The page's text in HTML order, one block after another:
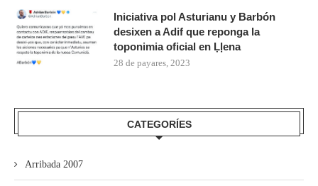
Iniciativa pol Asturianu y Barbón
desixen a Adif que reponga la
toponimia oficial en Ḷḷena
28 de payares, 2023
CATEGORÍES
Arribada 2007